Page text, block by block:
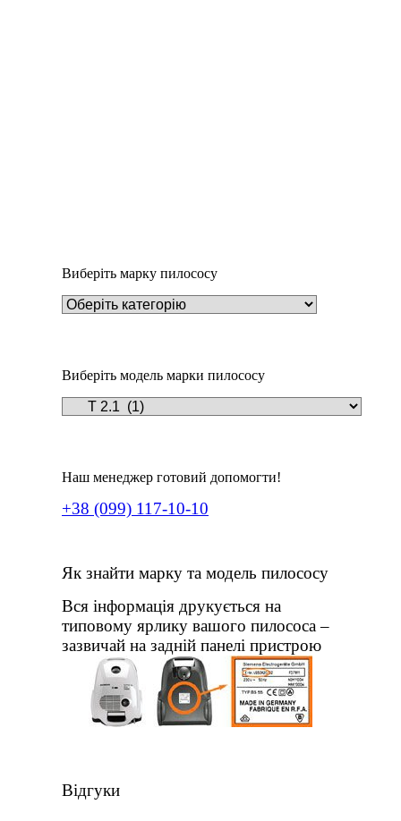
Виберіть марку пилососу
Виберіть модель марки пилососу
Наш менеджер готовий допомогти!
+38 (099) 117-10-10
Як знайти марку та модель пилососу
Вся інформація друкується на
типовому ярлику вашого пилососа –
зазвичай на задній панелі пристрою
Відгуки